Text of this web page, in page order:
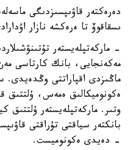
دەرەكتەر قاۋىپسىزدىگى
ىسقاقوۆ تا ەرەكشە نازار
- ماركەتپلەيستەر
مەكەنجايى، بانك كارتاسى
ماڭىزدى اقپاراتتى وڭدەيدى.
ەكونوميكالىق ەمەس، ۇلتتىق
وتىر. ماركەتپلەيستەر ۇلتتىق
بانكتەر سياقتى تۇراقتى
- دەيدى ەكونوميست.